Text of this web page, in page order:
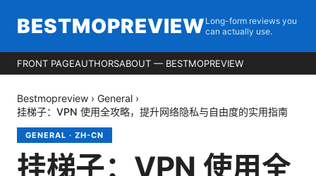
BESTMOPREVIEW Long-form reviews you
can actually use.
FRONT PAGEAUTHORSABOUT — BESTMOPREVIEW
Bestmopreview › General ›
挂梯子：VPN 使用全攻略，提升网络隐私与自由度的实用指南
GENERAL · ZH-CN
挂梯子：VPN 使用全